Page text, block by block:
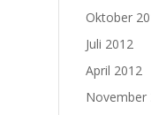
Oktober
Juli 2012
April 2012
November